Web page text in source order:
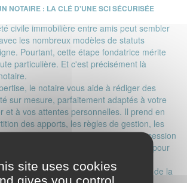
NOTAIRE : LA CLÉ D'UNE SCI SÉCURISÉE
civile immobilière entre amis peut sembler
les nombreux modèles de statuts
Pourtant, cette étape fondatrice mérite
particulière. Et c'est précisément là
le notaire vous aide à rédiger des
sur mesure, parfaitement adaptés à votre
et à vos attentes personnelles. Il prend en
des apports, les règles de gestion, les
et les conditions de sortie ou de cession
aussi intégrer des clauses spécifiques pour
les conflits ou les incertitudes.
c'est s'assurer d'un fonctionnement de la
site uses cookies
gives you control